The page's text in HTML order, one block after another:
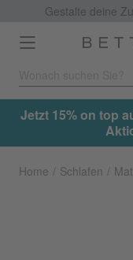
Gestalte deine
Toggle
navigation
Jetzt 15% on top
Home Schlafen